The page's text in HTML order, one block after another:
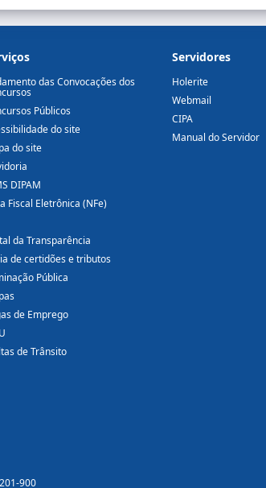
das Convocações dos
Públicos
do site
do site
DIPAM
Fiscal Eletrônica (NFe)
da Transparência
de certidões e tributos
Pública
de Emprego
de Trânsito
Servidores
Holerite
Webmail
CIPA
Manual do Servidor
900